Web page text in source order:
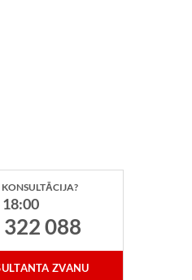
18:00
088
ZVANU